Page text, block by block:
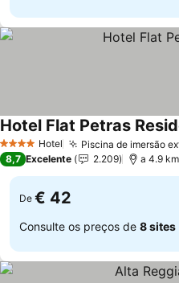
4 EstrelasHotel Piscina de imersão
Hotel Flat Petras
8,7 Excelente 2.209 a 4.9
De € 42
Consulte os preços de 8 sites